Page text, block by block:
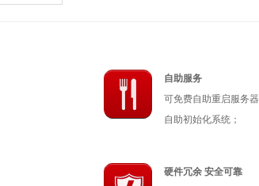
自助服务
可免费自助重启服务器
自助初始化系统；
硬件冗余 安全可靠